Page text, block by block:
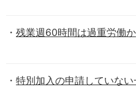
残業週60時間は過重労働か
特別加入の申請していな